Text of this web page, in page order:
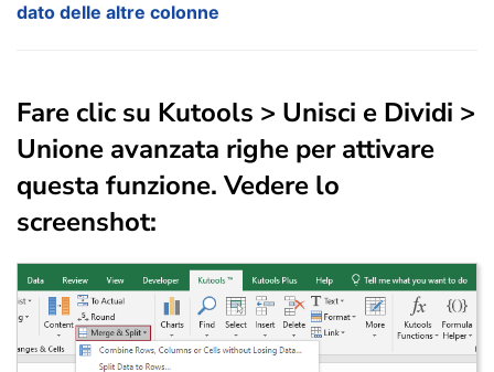
dato delle altre colonne
Fare clic su Kutools > Unisci e Dividi >
Unione avanzata righe per attivare
questa funzione. Vedere lo
screenshot: